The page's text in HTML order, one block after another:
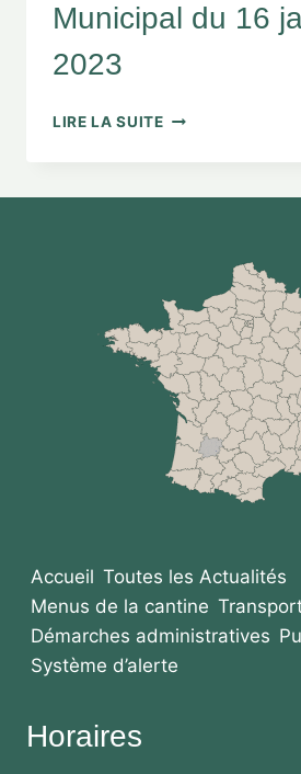
Municipal du 16
2023
LIRE LA SUITE
Accueil Toutes les Actualités
Menus de la cantine
Démarches administratives
Système d’alerte
Horaires